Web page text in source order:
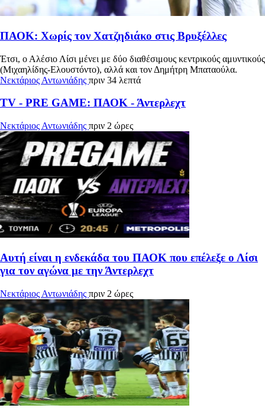
ΠΑΟΚ: Χωρίς τον Χατζηδιάκο στις Βρυξέλλες
Έτσι, ο Αλέσιο Λίσι μένει με δύο διαθέσιμους κεντρικούς αμυντικούς
(Μιχαηλίδης-Ελουστόντο), αλλά και τον Δημήτρη Μπαταούλα.
Νεκτάριος Αντωνιάδης πριν 34 λεπτά
TV - PRE GAME: ΠΑΟΚ - Άντερλεχτ
Νεκτάριος Αντωνιάδης πριν 2 ώρες
Αυτή είναι η ενδεκάδα του ΠΑΟΚ που επέλεξε ο Λίσι
για τον αγώνα με την Άντερλεχτ
Νεκτάριος Αντωνιάδης πριν 2 ώρες